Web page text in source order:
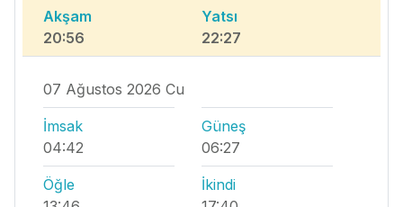
Akşam
20:56
Yatsı
22:27
07 Ağustos 2026 Cu
İmsak
04:42
Güneş
06:27
Öğle
İkindi